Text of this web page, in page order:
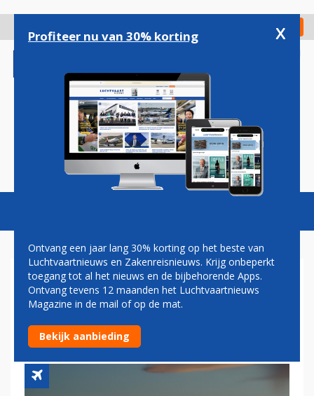
gaan
Check in
Magazine Podcasts Vacatures
'VERKLARING MINISTERS
OVER EU-VLIEGTAKS VOL
ONJUISTHEDEN'
Profiteer nu van 30% korting x
Ontvang een jaar lang 30% korting op het beste van
Luchtvaartnieuws en Zakenreisnieuws. Krijg onbeperkt
toegang tot al het nieuws en de bijbehorende Apps.
Ontvang tevens 12 maanden het Luchtvaartnieuws
Magazine in de mail of op de mat.
Bekijk aanbieding